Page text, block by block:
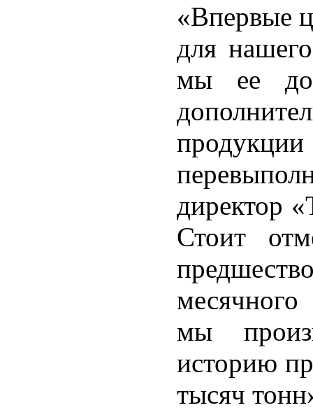
«Впервые
для
мы ее
директор
Стоит
мы
историю
тысяч